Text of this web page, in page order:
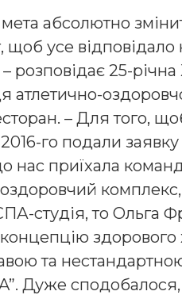
абсолютно
усе відповідало
розповідає 25-
атлетично-
– Для того,
го подали
нас приїхала
студія, то Ольга
та
Дуже